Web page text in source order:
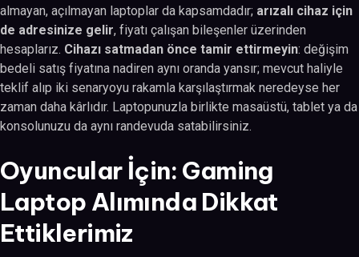
almayan, açılmayan laptoplar da kapsamdadır; arızalı cihaz için
de adresinize gelir, fiyatı çalışan bileşenler üzerinden
hesaplarız. Cihazı satmadan önce tamir ettirmeyin: değişim
bedeli satış fiyatına nadiren aynı oranda yansır; mevcut haliyle
teklif alıp iki senaryoyu rakamla karşılaştırmak neredeyse her
zaman daha kârlıdır. Laptopunuzla birlikte masaüstü, tablet ya da
konsolunuzu da aynı randevuda satabilirsiniz.
Oyuncular İçin: Gaming
Laptop Alımında Dikkat
Ettiklerimiz